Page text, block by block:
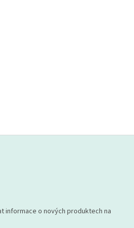
informace o nových produktech na